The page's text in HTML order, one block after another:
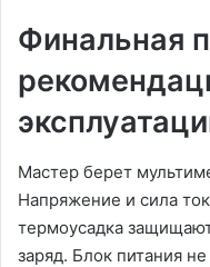
Финальная
Мастер берет
Напряжение и сила
термоусадка
заряд. Блок питания